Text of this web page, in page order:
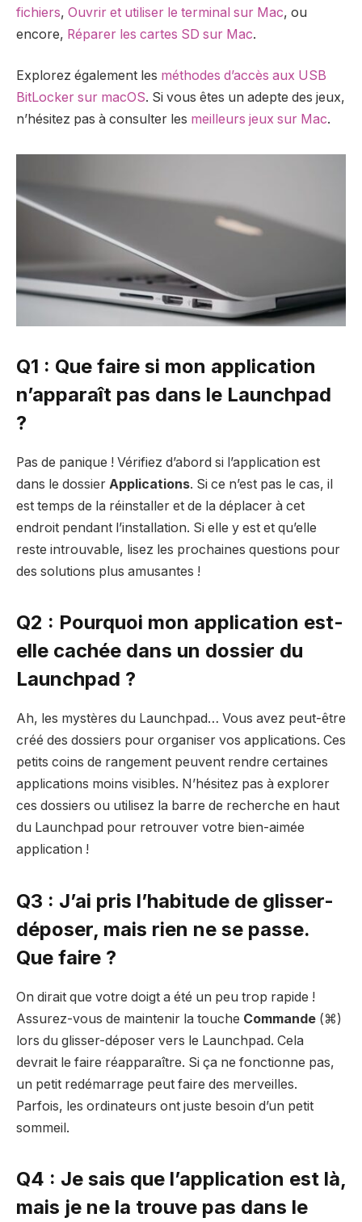
fichiers, Ouvrir et utiliser le terminal sur Mac, ou
encore, Réparer les cartes SD sur Mac.
Explorez également les méthodes d’accès aux USB
BitLocker sur macOS. Si vous êtes un adepte des jeux,
n’hésitez pas à consulter les meilleurs jeux sur Mac.
Q1 : Que faire si mon application
n’apparaît pas dans le Launchpad
?
Pas de panique ! Vérifiez d’abord si l’application est
dans le dossier Applications. Si ce n’est pas le cas, il
est temps de la réinstaller et de la déplacer à cet
endroit pendant l’installation. Si elle y est et qu’elle
reste introuvable, lisez les prochaines questions pour
des solutions plus amusantes !
Q2 : Pourquoi mon application est-
elle cachée dans un dossier du
Launchpad ?
Ah, les mystères du Launchpad… Vous avez peut-être
créé des dossiers pour organiser vos applications. Ces
petits coins de rangement peuvent rendre certaines
applications moins visibles. N’hésitez pas à explorer
ces dossiers ou utilisez la barre de recherche en haut
du Launchpad pour retrouver votre bien-aimée
application !
Q3 : J’ai pris l’habitude de glisser-
déposer, mais rien ne se passe.
Que faire ?
On dirait que votre doigt a été un peu trop rapide !
Assurez-vous de maintenir la touche Commande (⌘)
lors du glisser-déposer vers le Launchpad. Cela
devrait le faire réapparaître. Si ça ne fonctionne pas,
un petit redémarrage peut faire des merveilles.
Parfois, les ordinateurs ont juste besoin d’un petit
sommeil.
Q4 : Je sais que l’application est là,
mais je ne la trouve pas dans le